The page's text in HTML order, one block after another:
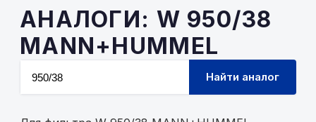
АНАЛОГИ: W 950/38
MANN+HUMMEL
Найти аналог